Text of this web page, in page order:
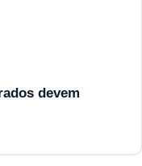
devem